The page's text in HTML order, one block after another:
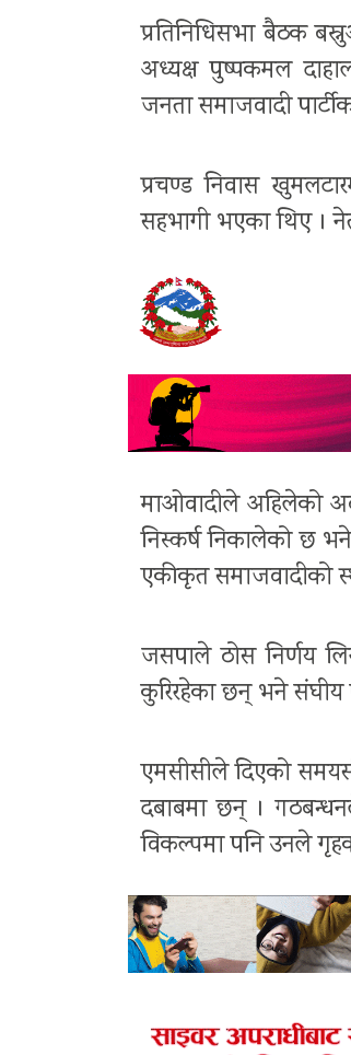
प्रतिनिधिसभा बैठक
अध्यक्ष पुष्पकमल
जनता समाजवादी
प्रचण्ड निवास
सहभागी भएका थिए ।
माओवादीले अहिलेको
निस्कर्ष निकालेको छ
एकीकृत समाजवादीको
जसपाले ठोस निर्णय
कुरिरहेका छन् भने संघीय
एमसीसीले दिएको
दबाबमा छन् ।
विकल्पमा पनि उनले